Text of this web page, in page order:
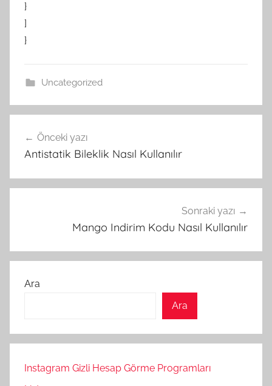
}
]
}
Uncategorized
gezinmesi
Önceki yazı
Antistatik Bileklik Nasıl Kullanılır
Sonraki yazı
Mango Indirim Kodu Nasıl Kullanılır
Ara
Ara
Instagram Gizli Hesap Görme Programları